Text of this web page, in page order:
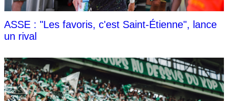
ASSE : "Les favoris, c'est Saint-Étienne", lance
un rival